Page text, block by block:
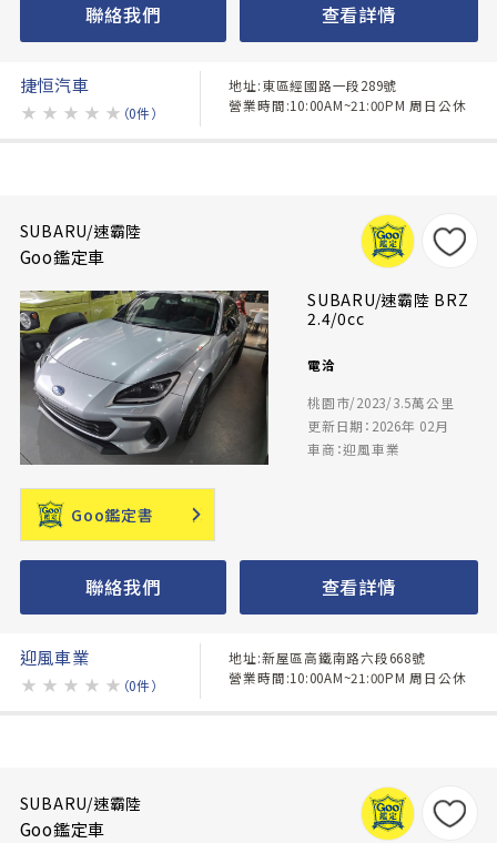
聯絡我們 查看詳情
捷恒汽車
★ ★ ★ ★ ★ （0件）
地址:東區經國路一段289號
營業時間:10:00AM~21:00PM 周日公休
SUBARU/速霸陸
Goo鑑定車
SUBARU/速霸陸 BRZ
2.4/0cc
電洽
桃園市/2023/3.5萬公里
更新日期：2026年 02月
車商：迎風車業
Goo鑑定書
聯絡我們 查看詳情
迎風車業
★ ★ ★ ★ ★ （0件）
地址:新屋區高鐵南路六段668號
營業時間:10:00AM~21:00PM 周日公休
SUBARU/速霸陸
Goo鑑定車